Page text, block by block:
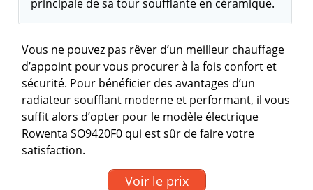
principale de sa tour soufflante en céramique.
Vous ne pouvez pas rêver d’un meilleur chauffage
d’appoint pour vous procurer à la fois confort et
sécurité. Pour bénéficier des avantages d’un
radiateur soufflant moderne et performant, il vous
suffit alors d’opter pour le modèle électrique
Rowenta SO9420F0 qui est sûr de faire votre
satisfaction.
Voir le prix